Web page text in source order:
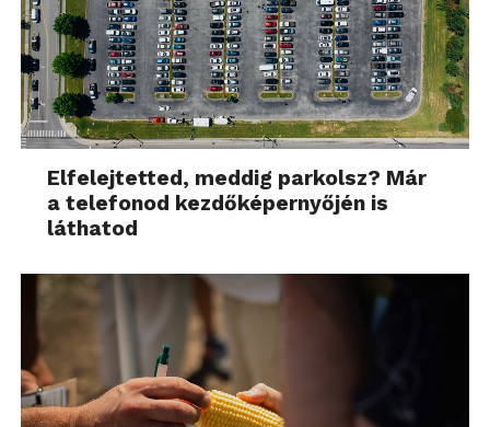
Elfelejtetted, meddig parkolsz? Már
a telefonod kezdőképernyőjén is
láthatod